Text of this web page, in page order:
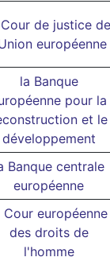
de justice de
européenne
la Banque
pour la
et le
développement
Banque centrale
européenne
Cour européenne
des droits de
l'homme